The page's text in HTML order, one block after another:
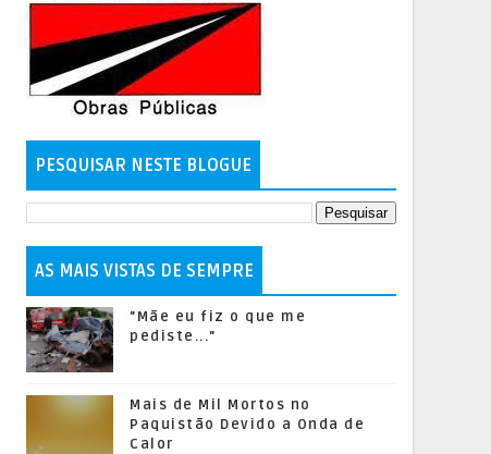
PESQUISAR NESTE BLOGUE
AS MAIS VISTAS DE SEMPRE
"Mãe eu fiz o que me
pediste..."
Mais de Mil Mortos no
Paquistão Devido a Onda de
Calor